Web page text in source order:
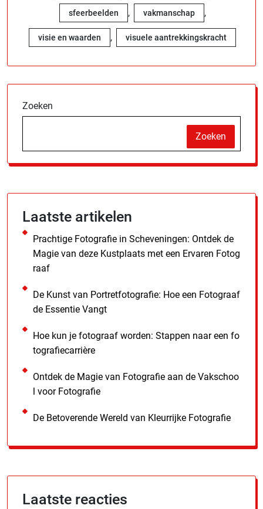
sfeerbeelden , vakmanschap ,
visie en waarden , visuele aantrekkingskracht
Zoeken
Zoeken
Laatste artikelen
Prachtige Fotografie in Scheveningen: Ontdek de
Magie van deze Kustplaats met een Ervaren Fotog
raaf
De Kunst van Portretfotografie: Hoe een Fotograaf
de Essentie Vangt
Hoe kun je fotograaf worden: Stappen naar een fo
tografiecarrière
Ontdek de Magie van Fotografie aan de Vakschoo
l voor Fotografie
De Betoverende Wereld van Kleurrijke Fotografie
Laatste reacties